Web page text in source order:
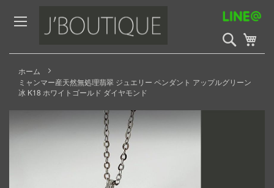
to
Content
検
索
開
ホーム
ミャンマー産天然無処理翡翠 ジュエリー ペンダント アップルグリーン
冰 K18 ホワイトゴールド ダイヤモンド
Skip
the